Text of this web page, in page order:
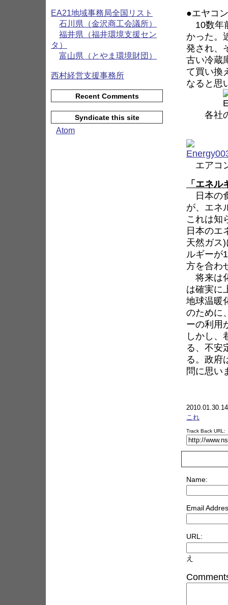
●エヤコ
10数年
かった。
発され、
古い冷蔵
て買い換
なると思
各社の
エアコ
「エネ
日本の
が、エネ
これは知
日本のエ
天然ガス
ルギーが
方を合わ
将来は
は確実に
地球温暖
のために
ーの利用
しかし、
る、不安
る。政府
問に思い
これ
Track Back URL:
Name:
Email
URL:
え
EA21地域事務局全国リスト
石川県（金沢商工会議所）
福井県（福井環境支援セン
タ）
富山県（とやま環境財団）
西村経営支援事務所
Recent Comments
Syndicate this site
Atom